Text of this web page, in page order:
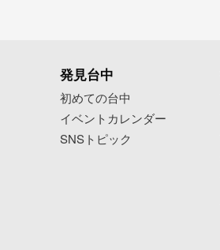
発見台中
初めての台中
イベントカレンダー
SNSトピック